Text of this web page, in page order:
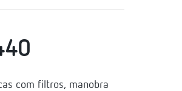
com filtros, manobra